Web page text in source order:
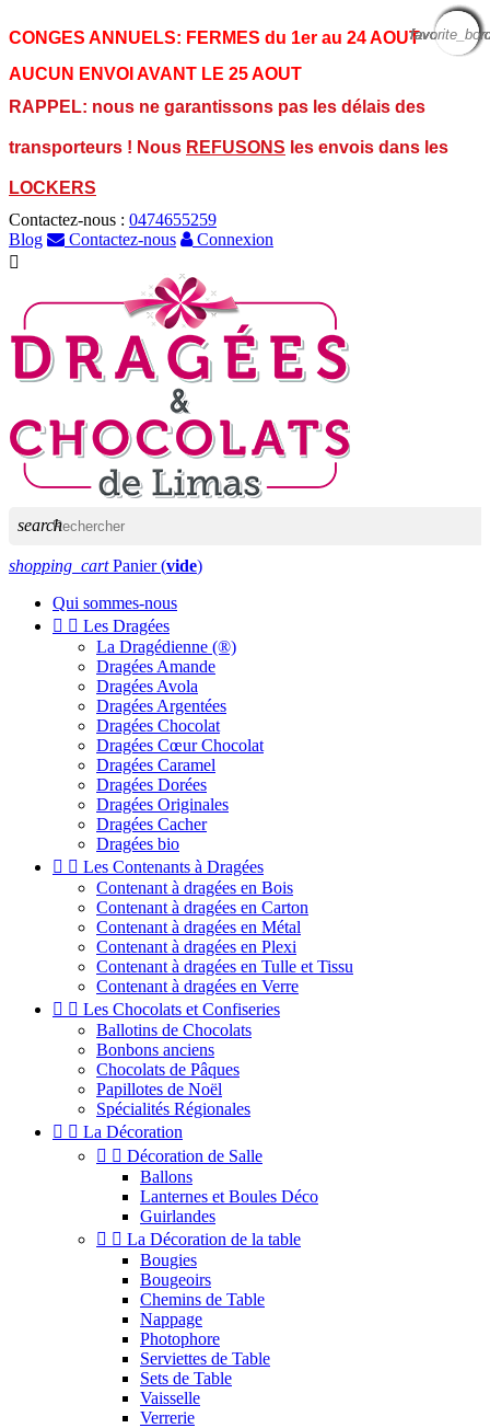
CONGES ANNUELS: FERMES du 1er au 24 AOUT
AUCUN ENVOI AVANT LE 25 AOUT
RAPPEL: nous ne garantissons pas les délais des
transporteurs ! Nous REFUSONS les envois dans les
LOCKERS
Contactez-nous : 0474655259
Blog
Contactez-nous
Connexion

search
shopping_cart Panier (vide)
Qui sommes-nous
  Les Dragées
La Dragédienne (®)
Dragées Amande
Dragées Avola
Dragées Argentées
Dragées Chocolat
Dragées Cœur Chocolat
Dragées Caramel
Dragées Dorées
Dragées Originales
Dragées Cacher
Dragées bio
  Les Contenants à Dragées
Contenant à dragées en Bois
Contenant à dragées en Carton
Contenant à dragées en Métal
Contenant à dragées en Plexi
Contenant à dragées en Tulle et Tissu
Contenant à dragées en Verre
  Les Chocolats et Confiseries
Ballotins de Chocolats
Bonbons anciens
Chocolats de Pâques
Papillotes de Noël
Spécialités Régionales
  La Décoration
  Décoration de Salle
Ballons
Lanternes et Boules Déco
Guirlandes
  La Décoration de la table
Bougies
Bougeoirs
Chemins de Table
Nappage
Photophore
Serviettes de Table
Sets de Table
Vaisselle
Verrerie